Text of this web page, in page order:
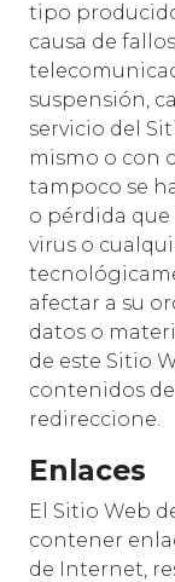
tipo
causa de
suspensión,
servicio del
mismo o con
tampoco se
o pérdida que
virus o
afectar a su
datos o
de este Sitio
contenidos
redireccione.
Enlaces
El Sitio Web
contener
de Internet,